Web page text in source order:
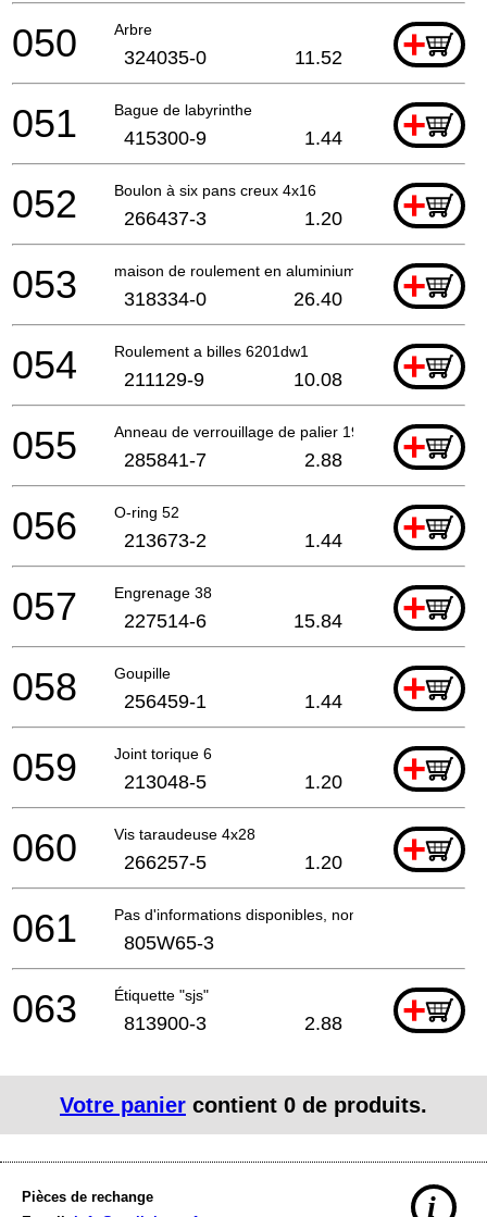
Arbre +
050 324035-0 11.52
Bague de labyrinthe +
051 415300-9 1.44
Boulon à six pans creux 4x16 +
052 266437-3 1.20
maison de roulement en aluminium +
053 318334-0 26.40
Roulement a billes 6201dw1 +
054 211129-9 10.08
Anneau de verrouillage de palier 19-33 +
055 285841-7 2.88
O-ring 52 +
056 213673-2 1.44
Engrenage 38 +
057 227514-6 15.84
Goupille +
058 256459-1 1.44
Joint torique 6 +
059 213048-5 1.20
Vis taraudeuse 4x28 +
060 266257-5 1.20
Pas d'informations disponibles, non commandable
061 805W65-3
Étiquette "sjs" +
063 813900-3 2.88
Votre panier contient 0 de produits.
Pièces de rechange
i